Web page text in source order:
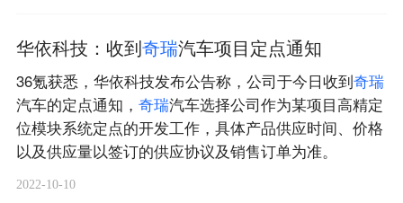
华依科技：收到奇瑞汽车项目定点通知
36氪获悉，华依科技发布公告称，公司于今日收到奇瑞
汽车的定点通知， 奇瑞汽车选择公司作为某项目高精定
位模块系统定点的开发工作，具体产品供应时间、价格
以及供应量以签订的供应协议及销售订单为准。
2022-10-10